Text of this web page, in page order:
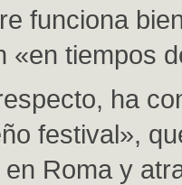
funciona
«en tiempos
ha
festival»,
en Roma y